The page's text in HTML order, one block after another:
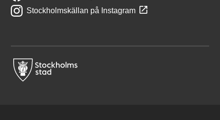
Stockholmskällan på Instagram